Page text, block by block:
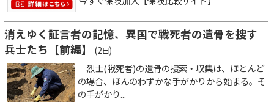
消えゆく証言者の記憶、異国で戦死者の遺骨を捜す
兵士たち【前編】
(2日)
烈士(戦死者)の遺骨の捜索・収集は、ほとんど
の場合、ほんのわずかな手がかりから始まる。そ
の手がかり...